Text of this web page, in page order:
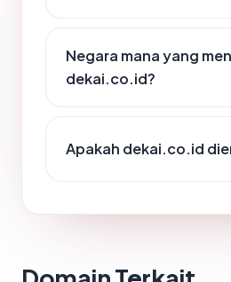
Negara mana yang
dekai.co.id?
Apakah dekai.co.id